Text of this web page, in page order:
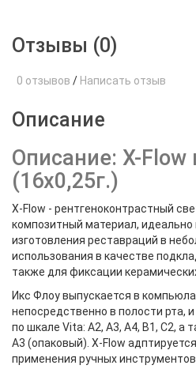
Отзывы (0)
0 отзывов / Написать отзыв
Описание
Описание: X-Flow
(16х0,25г.)
X-Flow - рентгеноконтрастный
композитный материал,
изготовления реставраций в
использования в качестве
также для фиксации
Икс Флоу выпускается в
непосредственно в полости рта,
по шкале Vita: А2, А3, А4, В1, С2, а
А3 (опаковый). X-Flow
применения ручных